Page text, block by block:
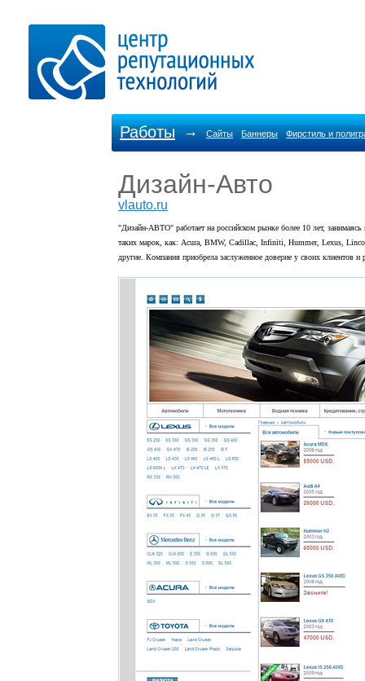
Работы → Сайты Баннеры Фирстиль и
Дизайн-Авто
vlauto.ru
"Дизайн-АВТО" работает на российском рынке более 10 лет, занимаясь
таких марок, как: Acura, BMW, Cadillac, Infiniti, Hummer, Lexus,
другие. Компания приобрела заслуженное доверие у своих клиентов и